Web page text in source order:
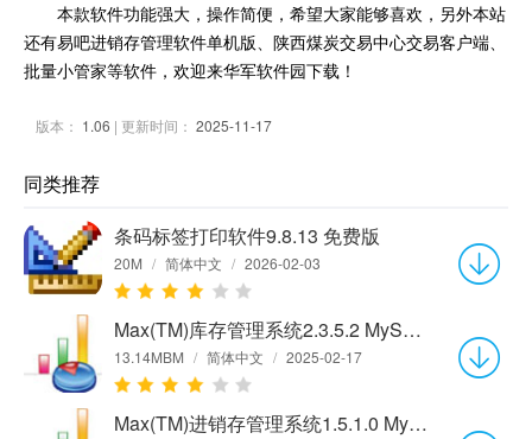
本款软件功能强大，操作简便，希望大家能够喜欢，另外本站
还有易吧进销存管理软件单机版、陕西煤炭交易中心交易客户端、
批量小管家等软件，欢迎来华军软件园下载！
版本： 1.06 | 更新时间： 2025-11-17
同类推荐
条码标签打印软件9.8.13 免费版
20M / 简体中文 / 2026-02-03
Max(TM)库存管理系统2.3.5.2 MySQL网络版
13.14MBM / 简体中文 / 2025-02-17
Max(TM)进销存管理系统1.5.1.0 MySQL网络版